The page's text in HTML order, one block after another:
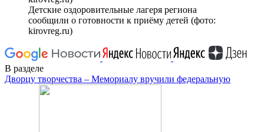
Детские оздоровительные лагеря региона
сообщили о готовности к приёму детей (фото:
kirovreg.ru)
В разделе
Дворцу творчества – Мемориалу вручили федеральную